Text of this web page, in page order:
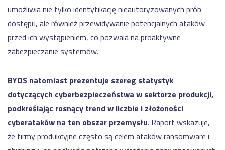
umożliwia nie tylko identyfikację nieautoryzowanych prób
dostępu, ale również przewidywanie potencjalnych ataków
przed ich wystąpieniem, co pozwala na proaktywne
zabezpieczanie systemów.
BYOS natomiast prezentuje szereg statystyk
dotyczących cyberbezpieczeństwa w sektorze produkcji,
podkreślając rosnący trend w liczbie i złożoności
cyberataków na ten obszar przemysłu. Raport wskazuje,
że firmy produkcyjne często są celem ataków ransomware i